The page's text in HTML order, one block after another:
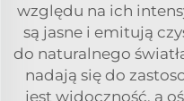
względu na ich
są jasne i emitują
do naturalnego
nadają się do
jest widoczność, a